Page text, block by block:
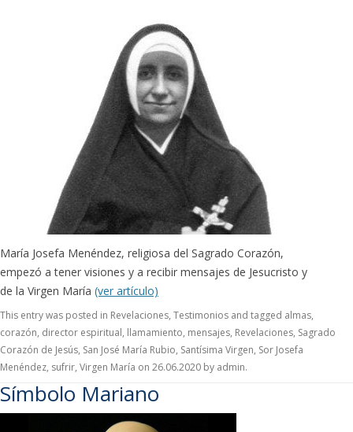
María Josefa Menéndez, religiosa del Sagrado Corazón,
empezó a tener visiones y a recibir mensajes de Jesucristo y
de la Virgen María (ver artículo)
This entry was posted in Revelaciones, Testimonios and tagged almas,
corazón, director espiritual, llamamiento, mensajes, Revelaciones, Sagrado
Corazón de Jesús, San José María Rubio, Santísima Virgen, Sor Josefa
Menéndez, sufrir, Virgen María on 26.06.2020 by admin.
Símbolo Mariano